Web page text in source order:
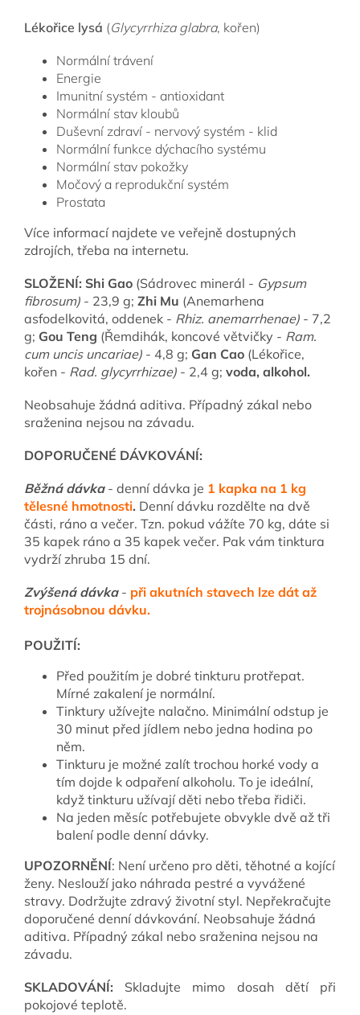
Lékořice lysá (Glycyrrhiza glabra, kořen)
Normální trávení
Energie
Imunitní systém - antioxidant
Normální stav kloubů
Duševní zdraví - nervový systém - klid
Normální funkce dýchacího systému
Normální stav pokožky
Močový a reprodukční systém
Prostata
Více informací najdete ve veřejně dostupných
zdrojích, třeba na internetu.
SLOŽENÍ: Shi Gao (Sádrovec minerál - Gypsum
fibrosum) - 23,9 g; Zhi Mu (Anemarhena
asfodelkovitá, oddenek - Rhiz. anemarrhenae) - 7,2
g; Gou Teng (Řemdihák, koncové větvičky - Ram.
cum uncis uncariae) - 4,8 g; Gan Cao (Lékořice,
kořen - Rad. glycyrrhizae) - 2,4 g; voda, alkohol.
Neobsahuje žádná aditiva. Případný zákal nebo
sraženina nejsou na závadu.
DOPORUČENÉ DÁVKOVÁNÍ:
Běžná dávka - denní dávka je 1 kapka na 1 kg
tělesné hmotnosti. Denní dávku rozdělte na dvě
části, ráno a večer. Tzn. pokud vážíte 70 kg, dáte si
35 kapek ráno a 35 kapek večer. Pak vám tinktura
vydrží zhruba 15 dní.
Zvýšená dávka - při akutních stavech lze dát až
trojnásobnou dávku.
POUŽITÍ:
Před použitím je dobré tinkturu protřepat.
Mírné zakalení je normální.
Tinktury užívejte nalačno. Minimální odstup je
30 minut před jídlem nebo jedna hodina po
něm.
Tinkturu je možné zalít trochou horké vody a
tím dojde k odpaření alkoholu. To je ideální,
když tinkturu užívají děti nebo třeba řidiči.
Na jeden měsíc potřebujete obvykle dvě až tři
balení podle denní dávky.
UPOZORNĚNÍ: Není určeno pro děti, těhotné a kojící
ženy. Neslouží jako náhrada pestré a vyvážené
stravy. Dodržujte zdravý životní styl. Nepřekračujte
doporučené denní dávkování. Neobsahuje žádná
aditiva. Případný zákal nebo sraženina nejsou na
závadu.
SKLADOVÁNÍ: Skladujte mimo dosah dětí při
pokojové teplotě.